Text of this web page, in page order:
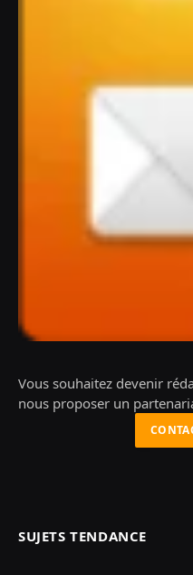
Vous souhaitez devenir
nous proposer un
SUJETS TENDANCE